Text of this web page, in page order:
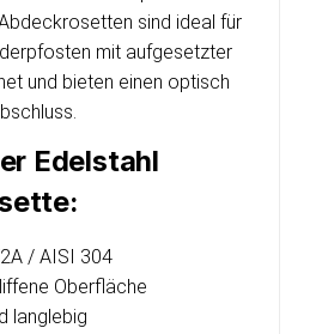
sind ideal für
mit aufgesetzter
und bieten einen optisch
Edelstahl
/ AISI 304
Oberfläche
langlebig